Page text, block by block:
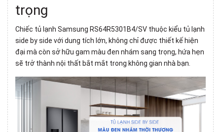
trọng
Chiếc tủ lạnh Samsung RS64R5301B4/SV thuộc kiểu tủ lạnh
side by side với dung tích lớn, không chỉ được thiết kế hiện
đại mà còn sở hữu gam màu đen nhám sang trọng, hứa hẹn
sẽ trở thành nội thất bắt mắt trong không gian nhà bạn.